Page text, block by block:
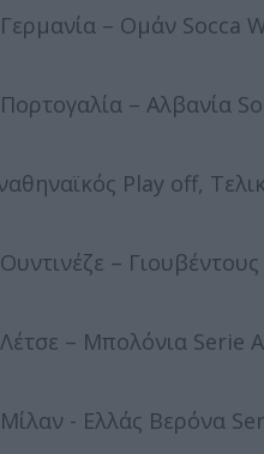
– Ομάν Socca
– Αλβανία
Play off,
–
– Μπολόνια Serie A
- Ελλάς Βερόνα